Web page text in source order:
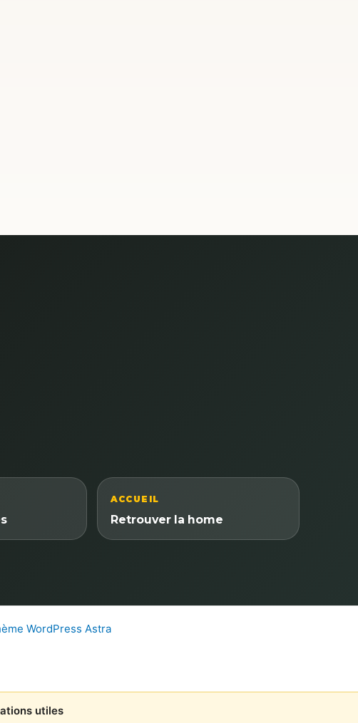
ACCUEIL
Retrouver la home
WordPress Astra
utiles